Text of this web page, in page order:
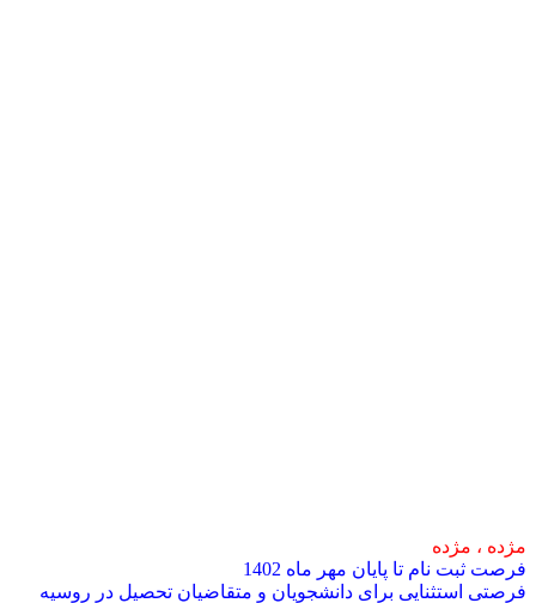
مژده ، مژده
فرصت ثبت نام تا پایان مهر ماه 1402
فرصتی استثنایی برای دانشجویان و متقاضیان تحصیل در روسیه